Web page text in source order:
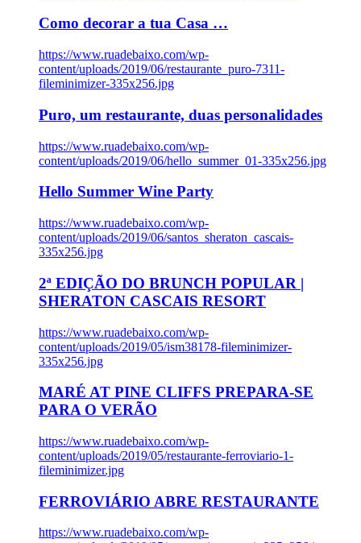
Como decorar a tua Casa …
https://www.ruadebaixo.com/wp-
content/uploads/2019/06/restaurante_puro-7311-
fileminimizer-335x256.jpg
Puro, um restaurante, duas personalidades
https://www.ruadebaixo.com/wp-
content/uploads/2019/06/hello_summer_01-335x256.jpg
Hello Summer Wine Party
https://www.ruadebaixo.com/wp-
content/uploads/2019/06/santos_sheraton_cascais-
335x256.jpg
2ª EDIÇÃO DO BRUNCH POPULAR |
SHERATON CASCAIS RESORT
https://www.ruadebaixo.com/wp-
content/uploads/2019/05/ism38178-fileminimizer-
335x256.jpg
MARÉ AT PINE CLIFFS PREPARA-SE
PARA O VERÃO
https://www.ruadebaixo.com/wp-
content/uploads/2019/05/restaurante-ferroviario-1-
fileminimizer.jpg
FERROVIÁRIO ABRE RESTAURANTE
https://www.ruadebaixo.com/wp-